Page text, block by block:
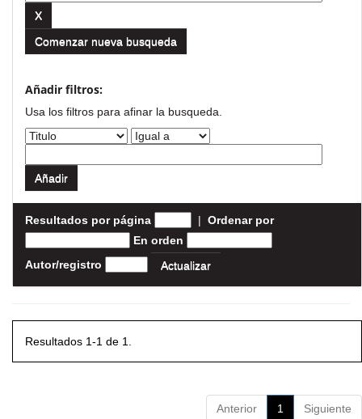
Comenzar nueva busqueda
Añadir filtros:
Usa los filtros para afinar la busqueda.
Resultados por página | Ordenar por
En orden
Autor/registro
Resultados 1-1 de 1.
Anterior 1 Siguiente